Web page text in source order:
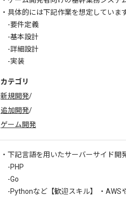
・具体的には下記作業を想定していま
-要件定義
-基本設計
-詳細設計
-実装
カテゴリ
新規開発/
追加開発/
ゲーム開発
・下記言語を用いたサーバーサイド開
-PHP
-Go
-Pythonなど 【歓迎スキル】 ・